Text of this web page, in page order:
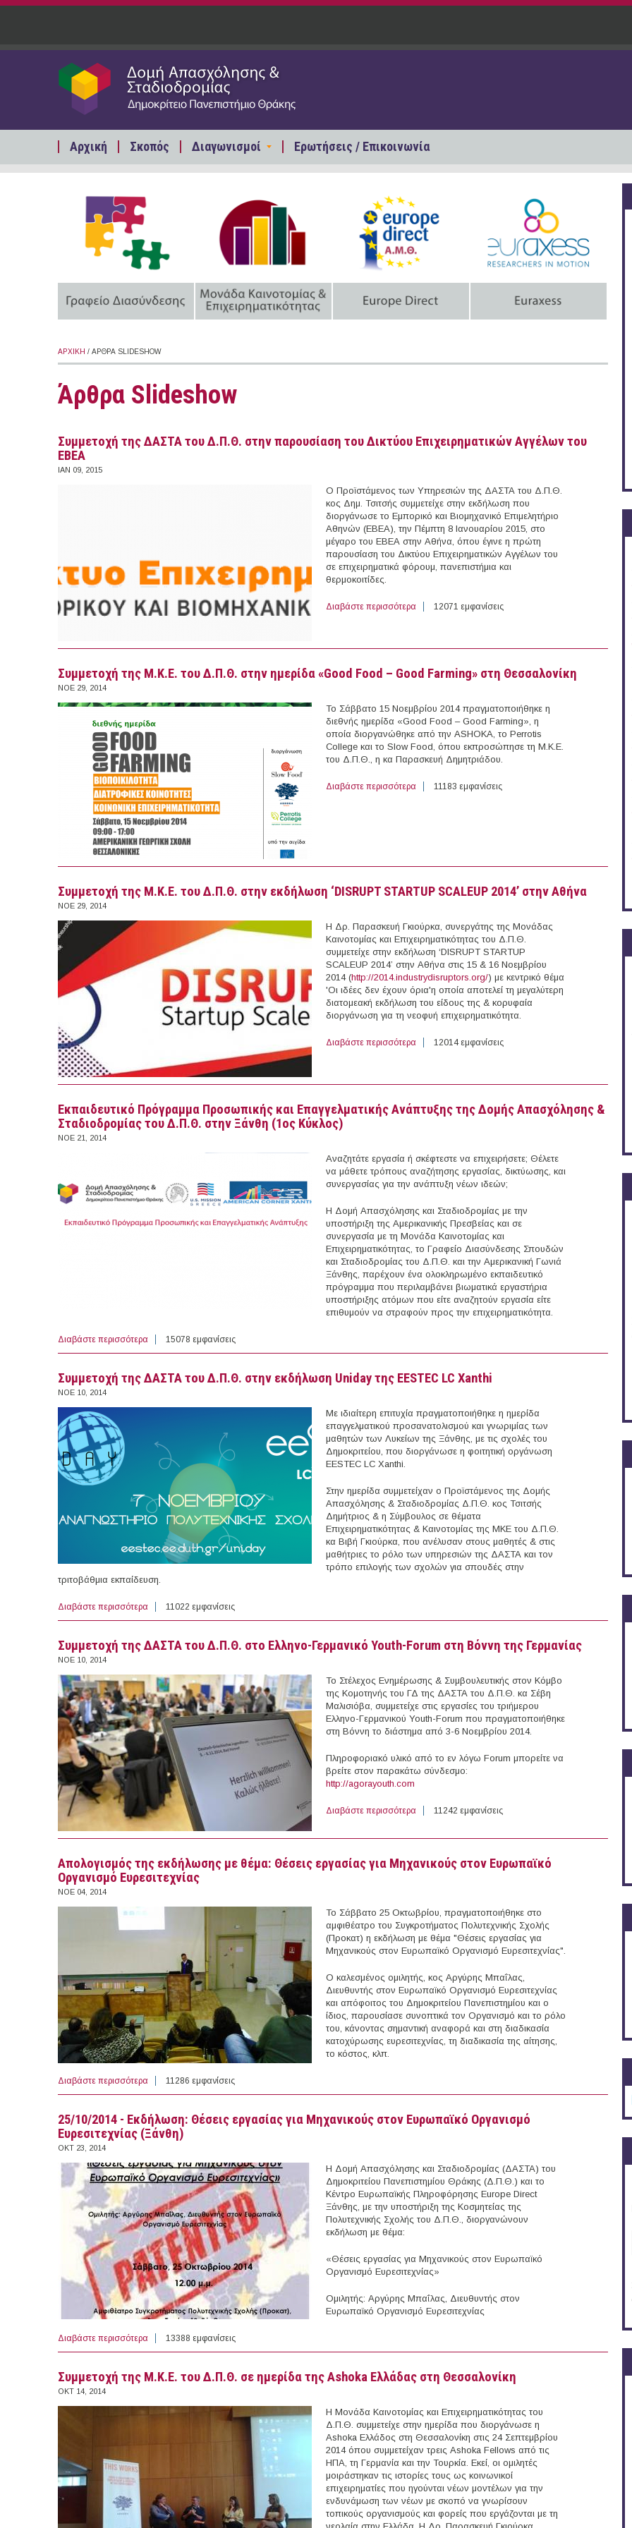
Παράκαμψη προς το κυρίως περιεχόμενο
Αρχική Σκοπός Διαγωνισμοί Ερωτήσεις / Επικοινωνία
ΑΡΧΙΚΉ / ΆΡΘΡΑ SLIDESHOW
Άρθρα Slideshow
Συμμετοχή της ΔΑΣΤΑ του Δ.Π.Θ. στην παρουσίαση του Δικτύου Επιχειρηματικών Αγγέλων του
ΕΒΕΑ
ΙΑΝ 09, 2015
Ο Προϊστάμενος των Υπηρεσιών της ΔΑΣΤΑ του Δ.Π.Θ.
κος Δημ. Τσιτσής συμμετείχε στην εκδήλωση που
διοργάνωσε το Εμπορικό και Βιομηχανικό Επιμελητήριο
Αθηνών (EBEA), την Πέμπτη 8 Ιανουαρίου 2015, στο
μέγαρο του ΕΒΕΑ στην Αθήνα, όπου έγινε η πρώτη
παρουσίαση του Δικτύου Επιχειρηματικών Αγγέλων του
σε επιχειρηματικά φόρουμ, πανεπιστήμια και
θερμοκοιτίδες.
Διαβάστε περισσότερα για Συμμετοχή της ΔΑΣΤΑ του Δ.Π.Θ. στην
12071 εμφανίσεις
Συμμετοχή της Μ.Κ.Ε. του Δ.Π.Θ. στην ημερίδα «Good Food – Good Farming» στη Θεσσαλονίκη
ΝΟΕ 29, 2014
Το Σάββατο 15 Νοεμβρίου 2014 πραγματοποιήθηκε η
διεθνής ημερίδα «Good Food – Good Farming», η
οποία διοργανώθηκε από την ASHOKA, το Perrotis
College και το Slow Food, όπου εκπροσώπησε τη Μ.Κ.Ε.
του Δ.Π.Θ., η κα Παρασκευή Δημητριάδου.
Διαβάστε περισσότερα για Συμμετοχή της Μ.Κ.Ε. του Δ.Π.Θ. στην ημερίδα
11183 εμφανίσεις
Συμμετοχή της Μ.Κ.Ε. του Δ.Π.Θ. στην εκδήλωση ‘DISRUPT STARTUP SCALEUP 2014’ στην Αθήνα
ΝΟΕ 29, 2014
Η Δρ. Παρασκευή Γκιούρκα, συνεργάτης της Μονάδας
Καινοτομίας και Επιχειρηματικότητας του Δ.Π.Θ.
συμμετείχε στην εκδήλωση ‘DISRUPT STARTUP
SCALEUP 2014’ στην Αθήνα στις 15 & 16 Νοεμβρίου
2014 (http://2014.industrydisruptors.org/) με κεντρικό θέμα
'Οι ιδέες δεν έχουν όρια'η οποία αποτελεί τη μεγαλύτερη
διατομεακή εκδήλωση του είδους της & κορυφαία
διοργάνωση για τη νεοφυή επιχειρηματικότητα.
Διαβάστε περισσότερα για Συμμετοχή της Μ.Κ.Ε. του Δ.Π.Θ. στην εκδήλωση
12014 εμφανίσεις
Eκπαιδευτικό Πρόγραμμα Προσωπικής και Επαγγελματικής Ανάπτυξης της Δομής Απασχόλησης &
Σταδιοδρομίας του Δ.Π.Θ. στην Ξάνθη (1ος Κύκλος)
ΝΟΕ 21, 2014
Αναζητάτε εργασία ή σκέφτεστε να επιχειρήσετε; Θέλετε
να μάθετε τρόπους αναζήτησης εργασίας, δικτύωσης, και
συνεργασίας για την ανάπτυξη νέων ιδεών;
Η Δομή Απασχόλησης και Σταδιοδρομίας με την
υποστήριξη της Αμερικανικής Πρεσβείας και σε
συνεργασία με τη Μονάδα Καινοτομίας και
Επιχειρηματικότητας, το Γραφείο Διασύνδεσης Σπουδών
και Σταδιοδρομίας του Δ.Π.Θ. και την Αμερικανική Γωνιά
Ξάνθης, παρέχουν ένα ολοκληρωμένο εκπαιδευτικό
πρόγραμμα που περιλαμβάνει βιωματικά εργαστήρια
υποστήριξης ατόμων που είτε αναζητούν εργασία είτε
επιθυμούν να στραφούν προς την επιχειρηματικότητα.
Διαβάστε περισσότερα για Eκπαιδευτικό Πρόγραμμα Προσωπικής και Επαγγελματικής Ανάπτυξης της Δομής Απασχόλησης & Σταδιοδρομίας του
15078 εμφανίσεις
Συμμετοχή της ΔΑΣΤΑ του Δ.Π.Θ. στην εκδήλωση Uniday της EESTEC LC Xanthi
ΝΟΕ 10, 2014
Με ιδιαίτερη επιτυχία πραγματοποιήθηκε η ημερίδα
επαγγελματικού προσανατολισμού και γνωριμίας των
μαθητών των Λυκείων της Ξάνθης, με τις σχολές του
Δημοκριτείου, που διοργάνωσε η φοιτητική οργάνωση
EESTEC LC Xanthi.
Στην ημερίδα συμμετείχαν ο Προϊστάμενος της Δομής
Απασχόλησης & Σταδιοδρομίας Δ.Π.Θ. κος Τσιτσής
Δημήτριος & η Σύμβουλος σε θέματα
Επιχειρηματικότητας & Καινοτομίας της ΜΚΕ του Δ.Π.Θ.
κα Βιβή Γκιούρκα, που ανέλυσαν στους μαθητές & στις
μαθήτριες το ρόλο των υπηρεσιών της ΔΑΣΤΑ και τον
τρόπο επιλογής των σχολών για σπουδές στην
τριτοβάθμια εκπαίδευση.
Διαβάστε περισσότερα για Συμμετοχή της ΔΑΣΤΑ του Δ.Π.Θ. στην εκδήλωση Uniday της EESTEC LC Xanthi
11022 εμφανίσεις
Συμμετοχή της ΔΑΣΤΑ του Δ.Π.Θ. στο Ελληνο-Γερμανικό Youth-Forum στη Βόννη της Γερμανίας
ΝΟΕ 10, 2014
Το Στέλεχος Ενημέρωσης & Συμβουλευτικής στον Κόμβο
της Κομοτηνής του ΓΔ της ΔΑΣΤΑ του Δ.Π.Θ. κα Σέβη
Μαλισιόβα, συμμετείχε στις εργασίες του τριήμερου
Ελληνο-Γερμανικού Youth-Forum που πραγματοποιήθηκε
στη Βόννη το διάστημα από 3-6 Νοεμβρίου 2014.
Πληροφοριακό υλικό από το εν λόγω Forum μπορείτε να
βρείτε στον παρακάτω σύνδεσμο:
http://agorayouth.com
Διαβάστε περισσότερα για Συμμετοχή της ΔΑΣΤΑ του Δ.Π.Θ. στο Ελληνο-
11242 εμφανίσεις
Απολογισμός της εκδήλωσης με θέμα: Θέσεις εργασίας για Μηχανικούς στον Ευρωπαϊκό
Οργανισμό Ευρεσιτεχνίας
ΝΟΕ 04, 2014
Το Σάββατο 25 Οκτωβρίου, πραγματοποιήθηκε στο
αμφιθέατρο του Συγκροτήματος Πολυτεχνικής Σχολής
(Προκατ) η εκδήλωση με θέμα "Θέσεις εργασίας για
Μηχανικούς στον Ευρωπαϊκό Οργανισμό Ευρεσιτεχνίας".
Ο καλεσμένος ομιλητής, κος Αργύρης Μπαΐλας,
Διευθυντής στον Ευρωπαϊκό Οργανισμό Ευρεσιτεχνίας
και απόφοιτος του Δημοκριτείου Πανεπιστημίου και ο
ίδιος, παρουσίασε συνοπτικά τον Οργανισμό και το ρόλο
του, κάνοντας σημαντική αναφορά και στη διαδικασία
κατοχύρωσης ευρεσιτεχνίας, τη διαδικασία της αίτησης,
το κόστος, κλπ.
Διαβάστε περισσότερα για Απολογισμός της εκδήλωσης με θέμα: Θέσεις εργασίας για Μηχανικούς στον Ευρωπαϊκό Οργανισμό Ευρεσιτεχνίας
11286 εμφανίσεις
25/10/2014 - Εκδήλωση: Θέσεις εργασίας για Μηχανικούς στον Ευρωπαϊκό Οργανισμό
Ευρεσιτεχνίας (Ξάνθη)
ΟΚΤ 23, 2014
Η Δομή Απασχόλησης και Σταδιοδρομίας (ΔΑΣΤΑ) του
Δημοκριτείου Πανεπιστημίου Θράκης (Δ.Π.Θ.) και το
Κέντρο Ευρωπαϊκής Πληροφόρησης Europe Direct
Ξάνθης, με την υποστήριξη της Κοσμητείας της
Πολυτεχνικής Σχολής του Δ.Π.Θ., διοργανώνουν
εκδήλωση με θέμα:
«Θέσεις εργασίας για Μηχανικούς στον Ευρωπαϊκό
Οργανισμό Ευρεσιτεχνίας»
Ομιλητής: Αργύρης Μπαΐλας, Διευθυντής στον
Ευρωπαϊκό Οργανισμό Ευρεσιτεχνίας
Διαβάστε περισσότερα για 25/10/2014 - Εκδήλωση: Θέσεις εργασίας για Μηχανικούς στον Ευρωπαϊκό Οργανισμό Ευρεσιτεχνίας (Ξάνθη)
13388 εμφανίσεις
Συμμετοχή της Μ.Κ.Ε. του Δ.Π.Θ. σε ημερίδα της Αshoka Ελλάδας στη Θεσσαλονίκη
ΟΚΤ 14, 2014
Η Μονάδα Καινοτομίας και Επιχειρηματικότητας του
Δ.Π.Θ. συμμετείχε στην ημερίδα που διοργάνωσε η
Αshoka Ελλάδος στη Θεσσαλονίκη στις 24 Σεπτεμβρίου
2014 όπου συμμετείχαν τρεις Ashoka Fellows από τις
ΗΠΑ, τη Γερμανία και την Τουρκία. Εκεί, οι ομιλητές
μοιράστηκαν τις ιστορίες τους ως κοινωνικοί
επιχειρηματίες που ηγούνται νέων μοντέλων για την
ενδυνάμωση των νέων με σκοπό να γνωρίσουν
τοπικούς οργανισμούς και φορείς που εργάζονται με τη
Να σας συγχαρώ για την σπουδαία δουλειά
που γίνεται στον διαδικτυακό σας τόπο
22/05/2017
Συγχαρητήρια για το έργο σας